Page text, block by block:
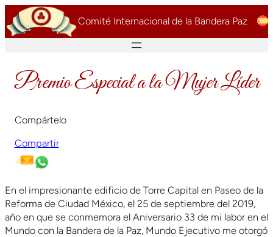
Saltar
al
contenido
Comité Internacional de la Bandera Paz
Premio Especial a la Mujer Líder
Compártelo
Compartir
En el impresionante edificio de Torre Capital en Paseo de la
Reforma de Ciudad México, el 25 de septiembre del 2019,
año en que se conmemora el Aniversario 33 de mi labor en el
Mundo con la Bandera de la Paz, Mundo Ejecutivo me otorgó